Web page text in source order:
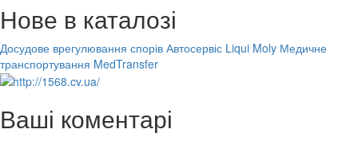
Нове в каталозі
Досудове врегулювання спорів Автосервіс Liqui Moly Медичне
транспортування MedTransfer
Ваші коментарі